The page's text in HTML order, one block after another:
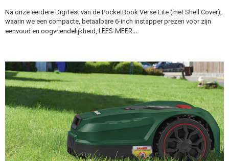
Na onze eerdere DigiTest van de PocketBook Verse Lite (met Shell Cover),
waarin we een compacte, betaalbare 6-inch instapper prezen voor zijn
eenvoud en oogvriendelijkheid, LEES MEER…